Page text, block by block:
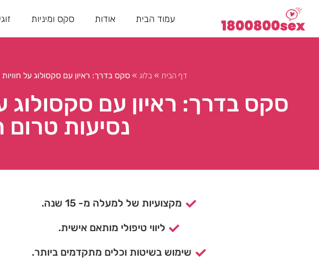
עמוד הבית אודות סקס ומיניות
דף הבית » בלוג » סקס בדרך: ראיון עם סקסולוג על
סקס בדרך: ראיון עם סקסולוג
נסיעות טרום
מקצועיות של למעלה מ- 15 שנה.
ליווי טיפולי מותאם אישית.
שימוש בשיטות וכלים מתקדמים ביותר.